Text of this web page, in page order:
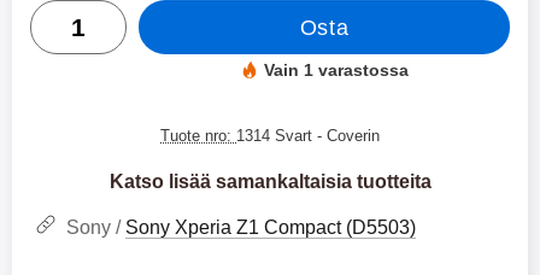
määrä
Osta
Saatavuus:
Vain 1 varastossa
Tuote nro: 1314 Svart - Coverin
Katso lisää samankaltaisia tuotteita
Sony / Sony Xperia Z1 Compact (D5503)